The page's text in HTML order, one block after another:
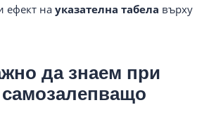
ефект на указателна табела върху
да знаем при